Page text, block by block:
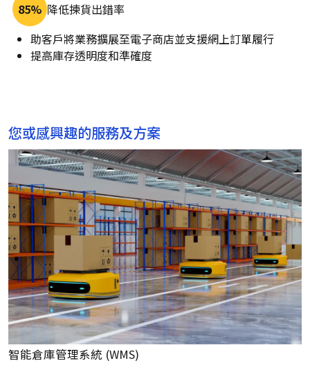
85% 降低揀貨出錯率
助客戶將業務擴展至電子商店並支援網上訂單履行
提高庫存透明度和準確度
您或感興趣的服務及方案